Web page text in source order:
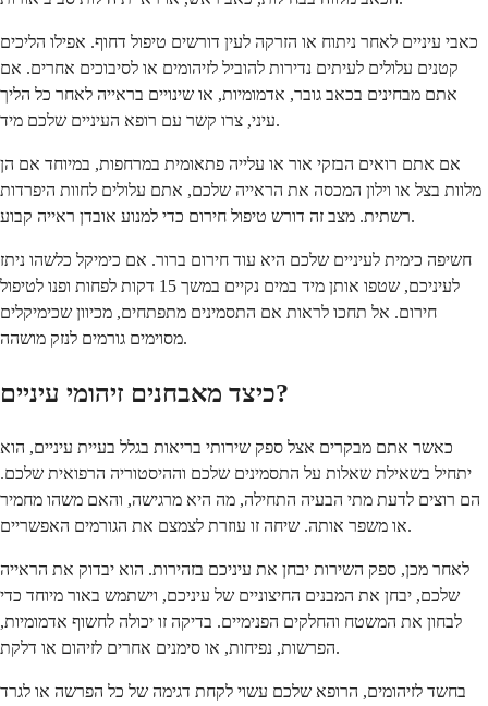
כאבי עיניים לאחר ניתוח או הזרקה לעין דורשים טיפול דחוף. אפילו הליכים
קטנים עלולים לעיתים נדירות להוביל לזיהומים או לסיבוכים אחרים. אם
אתם מבחינים בכאב גובר, אדמומיות, או שינויים בראייה לאחר כל הליך
עיני, צרו קשר עם רופא העיניים שלכם מיד.
אם אתם רואים הבזקי אור או עלייה פתאומית במרחפות, במיוחד אם הן
מלוות בצל או וילון המכסה את הראייה שלכם, אתם עלולים לחוות היפרדות
רשתית. מצב זה דורש טיפול חירום כדי למנוע אובדן ראייה קבוע.
חשיפה כימית לעיניים שלכם היא עוד חירום ברור. אם כימיקל כלשהו ניתז
לעיניכם, שטפו אותן מיד במים נקיים במשך 15 דקות לפחות ופנו לטיפול
חירום. אל תחכו לראות אם התסמינים מתפתחים, מכיוון שכימיקלים
מסוימים גורמים לנזק מושהה.
כיצד מאבחנים זיהומי עיניים?
כאשר אתם מבקרים אצל ספק שירותי בריאות בגלל בעיית עיניים, הוא
יתחיל בשאילת שאלות על התסמינים שלכם וההיסטוריה הרפואית שלכם.
הם רוצים לדעת מתי הבעיה התחילה, מה היא מרגישה, והאם משהו מחמיר
או משפר אותה. שיחה זו עוזרת לצמצם את הגורמים האפשריים.
לאחר מכן, ספק השירות יבחן את עיניכם בזהירות. הוא יבדוק את הראייה
שלכם, יבחן את המבנים החיצוניים של עיניכם, וישתמש באור מיוחד כדי
לבחון את המשטח והחלקים הפנימיים. בדיקה זו יכולה לחשוף אדמומיות,
הפרשות, נפיחות, או סימנים אחרים לזיהום או דלקת.
בחשד לזיהומים, הרופא שלכם עשוי לקחת דגימה של כל הפרשה או לגרד